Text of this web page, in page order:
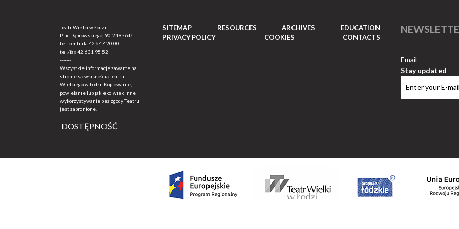
Teatr Wielki w Łodzi
Plac Dąbrowskiego, 90-249 Łódź
tel. centrala 42 647 20 00
tel./fax42 631 95 52
-------
Wszystkie informacje zawarte na
stronie są własnością Teatru
Wielkiego w Łodzi. Kopiowanie,
powielanie lub jakiekolwiek inne
wykorzystywanie bez zgody Teatru
jest zabronione.
DOSTĘPNOŚĆ
SITEMAP RESOURCES ARCHIVES
EDUCATION
PRIVACY POLICY
COOKIES CONTACTS
Email
Stay updated